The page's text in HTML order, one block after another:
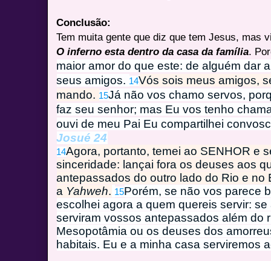
Conclusão:
Tem muita gente que diz que tem Jesus, mas
O inferno esta dentro da casa da família.
maior amor do que este: de alguém dar
seus amigos. 14Vós sois meus amigos,
mando. 15Já não vos chamo servos,
faz seu senhor; mas Eu vos tenho
ouvi de meu Pai Eu compartilhei
Josué 24
14Agora, portanto, temei ao SENHOR e
sinceridade: lançai fora os deuses aos
antepassados do outro lado do Rio e no
a Yahweh. 15Porém, se não vos parece
escolhei agora a quem quereis servir:
serviram vossos antepassados além do
Mesopotâmia ou os deuses dos
habitais. Eu e a minha casa serviremos